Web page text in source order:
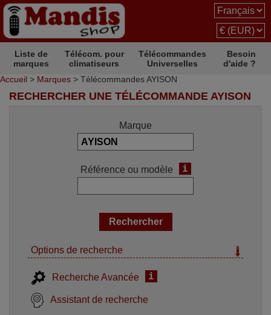
Liste de
marques
Télécom. pour
climatiseurs
Télécommandes
Universelles
Besoin
d'aide ?
Accueil > Marques > Télécommandes AYISON
RECHERCHER UNE TÉLÉCOMMANDE AYISON
Marque
Référence ou modèle i
Options de recherche
Recherche Avancée i
Assistant de recherche